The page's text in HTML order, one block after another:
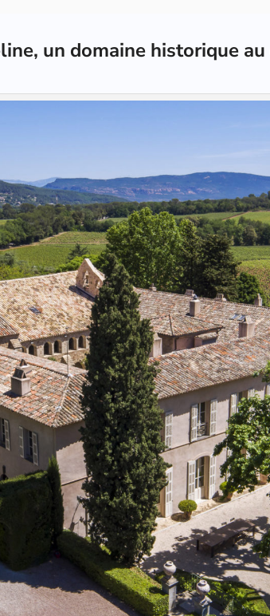
un domaine historique